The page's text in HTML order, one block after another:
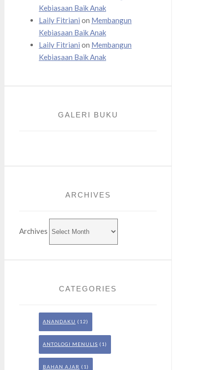
Kebiasaan Baik Anak
Laily Fitriani on Membangun
Kebiasaan Baik Anak
Laily Fitriani on Membangun
Kebiasaan Baik Anak
GALERI BUKU
ARCHIVES
Archives
CATEGORIES
ANANDAKU (12)
ANTOLOGI MENULIS (1)
BAHAN AJAR (1)